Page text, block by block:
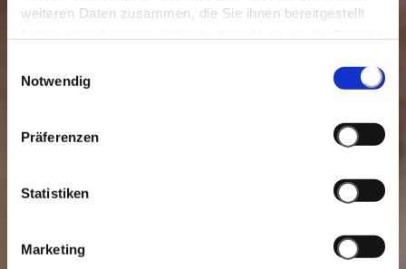
weiteren Daten zusammen, die Sie ihnen bereitgestellt
Notwendig
Präferenzen
Statistiken
Marketing